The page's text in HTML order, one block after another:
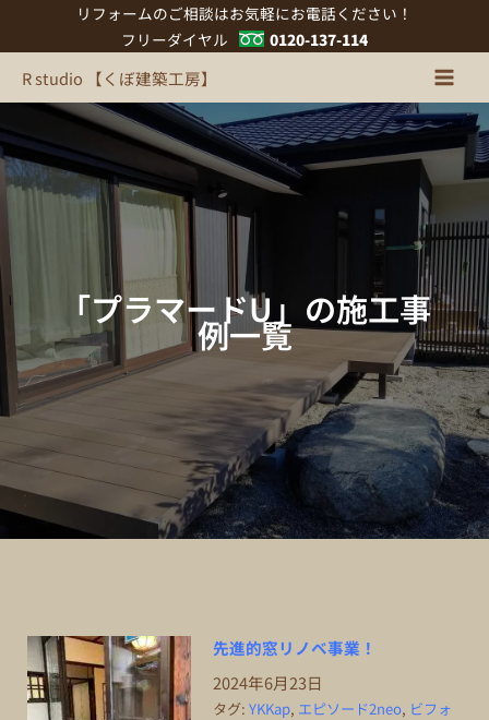
ッ
プ
リフォームのご相談はお気軽にお電話ください！
フリーダイヤル
0120-137-114
R studio 【くぼ建築工房】
「プラマードU」の施工事
例一覧
先進的窓リノベ事業！
2024年6月23日
タグ: YKKap, エピソード2neo, ビフォ